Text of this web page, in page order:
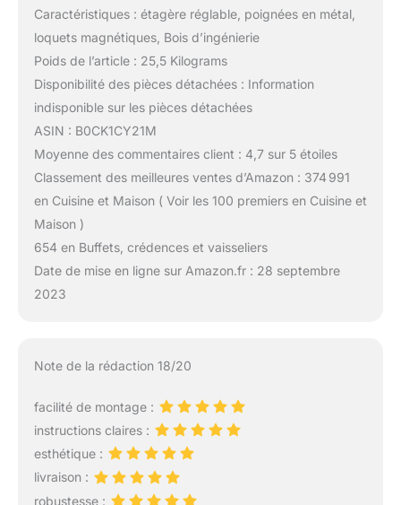
Caractéristiques : étagère réglable, poignées en métal,
loquets magnétiques, Bois d’ingénierie
Poids de l’article : 25,5 Kilograms
Disponibilité des pièces détachées : Information
indisponible sur les pièces détachées
ASIN : B0CK1CY21M
Moyenne des commentaires client : 4,7 sur 5 étoiles
Classement des meilleures ventes d’Amazon : 374 991
en Cuisine et Maison ( Voir les 100 premiers en Cuisine et
Maison )
654 en Buffets, crédences et vaisseliers
Date de mise en ligne sur Amazon.fr : 28 septembre
2023
Note de la rédaction 18/20
facilité de montage :
instructions claires :
esthétique :
livraison :
robustesse :